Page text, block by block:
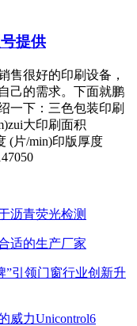
提供
售很好的印刷设备，
己的需求。下面就鹏
一下：三色包装印刷
大印刷面积
(片/min)印版厚度
沥青荧光检测
适的生产厂家
”引领门窗行业创新升
威力Unicontrol6